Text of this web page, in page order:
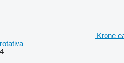
Krone
rotativa
4